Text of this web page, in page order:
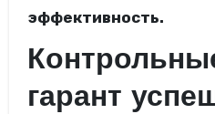
эффективность.
гарант